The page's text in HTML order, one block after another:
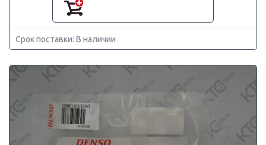
Срок поставки: В наличии